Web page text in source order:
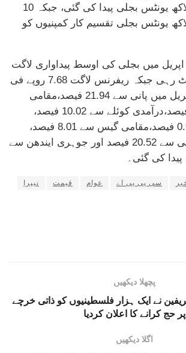
ارب 51 کروڑ 30 لاکھ یونٹس بجلی پیدا کی گئی، جبکہ 10
19 کروڑ 60 لاکھ یونٹس بجلی تقسیم کار کمپنیوں کو
میں بجلی کی اوسط پیداواری لاگت
8.94 روپے فی یونٹ رہی جبکہ ریفرنس لاگت 7.68 روپے فی
یونٹ مقرر تھی،اپریل میں پانی سے 21.94 فیصد،مقامی
کوئلے سے 14.51 فیصد،درآمدی کوئلے سے 10.02 فیصد،
فرنس آئل سے 0.97 فیصد،مقامی گیس سے 8.01 فیصد،
درآمدی ایل این جی سے 20.52 فیصد اور جوہری ایندھن سے
سی پی پی اے عوام قیمت نیپرا
پچھلا دیکھیں
نے ایک ہزار فلسطینیوں کو ذاتی خرچے
پر حج کرانے کا اعلان کردیا
اگلا دیکھیں